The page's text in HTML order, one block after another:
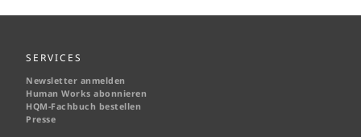
SERVICES
Newsletter anmelden
Human Works abonnieren
HQM-Fachbuch bestellen
Presse